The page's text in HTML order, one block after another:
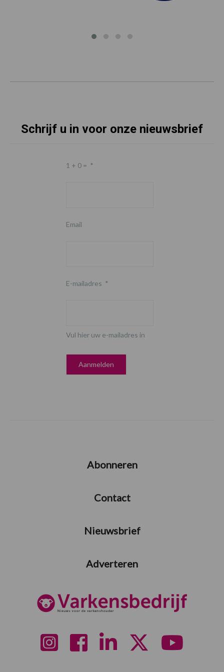
Schrijf u in voor onze nieuwsbrief
1 + 0 = *
Email
E-mailadres *
Vul hier uw e-mailadres in
Abonneren
Contact
Nieuwsbrief
Adverteren